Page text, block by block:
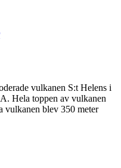
vulkanen S:t Helens i
Hela toppen av vulkanen
vulkanen blev 350 meter